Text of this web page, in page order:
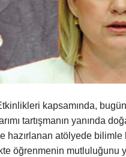
kapsamında,
tartışmanın yanında
hazırlanan atölyede
öğrenmenin mutluluğunu